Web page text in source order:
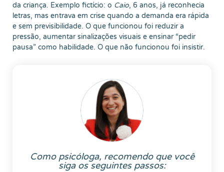
da criança. Exemplo fictício: o Caio, 6 anos, já reconhecia
letras, mas entrava em crise quando a demanda era rápida
e sem previsibilidade. O que funcionou foi reduzir a
pressão, aumentar sinalizações visuais e ensinar “pedir
pausa” como habilidade. O que não funcionou foi insistir.
Como psicóloga, recomendo que você
siga os seguintes passos: